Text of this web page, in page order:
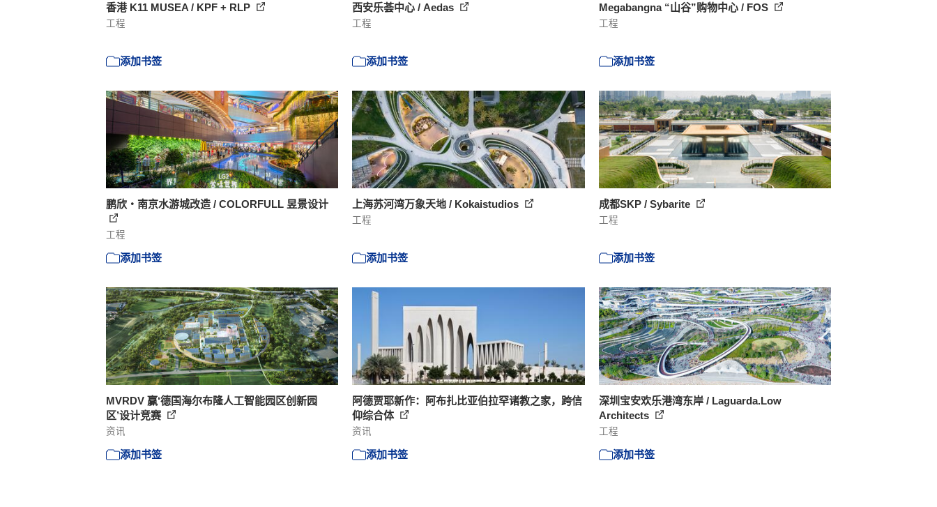
香港 K11 MUSEA / KPF + RLP
工程
添加书签
西安乐荟中心 / Aedas
工程
添加书签
Megabangna “山谷”购物中心 / FOS
工程
添加书签
鹏欣・南京水游城改造 / COLORFULL 昱景设计
工程
添加书签
上海苏河湾万象天地 / Kokaistudios
工程
添加书签
成都SKP / Sybarite
工程
添加书签
MVRDV 赢‘德国海尔布隆人工智能园区创新园
区’设计竞赛
资讯
添加书签
阿德贾耶新作：阿布扎比亚伯拉罕诸教之家，跨信
仰综合体
资讯
添加书签
深圳宝安欢乐港湾东岸 / Laguarda.Low
Architects
工程
添加书签